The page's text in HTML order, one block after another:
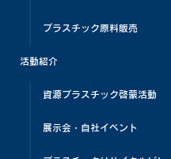
プラスチック原料販売
活動紹介
資源プラスチック啓蒙活動
展示会・自社イベント